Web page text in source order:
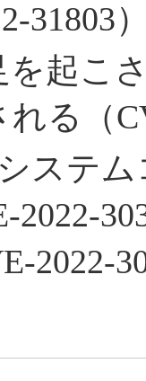
31803
を起こ
る（
ステ
2022-
2022-